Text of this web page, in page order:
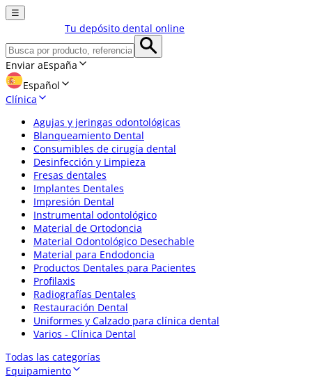
☰
Tu depósito dental online
Enviar aEspaña
Español
Clínica
Agujas y jeringas odontológicas
Blanqueamiento Dental
Consumibles de cirugía dental
Desinfección y Limpieza
Fresas dentales
Implantes Dentales
Impresión Dental
Instrumental odontológico
Material de Ortodoncia
Material Odontológico Desechable
Material para Endodoncia
Productos Dentales para Pacientes
Profilaxis
Radiografías Dentales
Restauración Dental
Uniformes y Calzado para clínica dental
Varios - Clínica Dental
Todas las categorías
Equipamiento